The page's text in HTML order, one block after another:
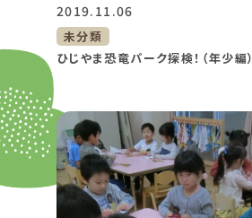
2019.11.06
未分類
ひじやま恐竜パーク探検！（年少編）